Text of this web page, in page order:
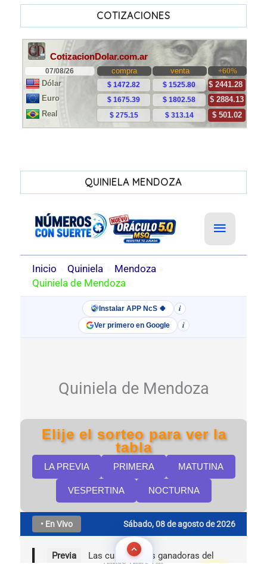
COTIZACIONES
QUINIELA MENDOZA